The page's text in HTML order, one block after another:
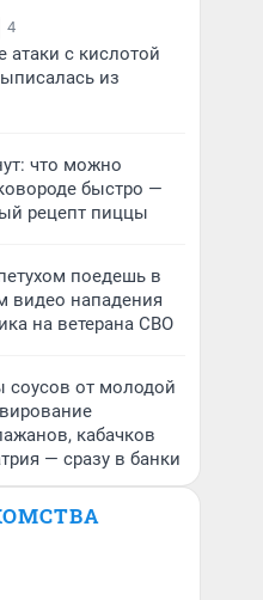
4
с кислотой
из
что можно
быстро —
рецепт пиццы
поедешь в
видео нападения
на ветерана СВО
от молодой
кабачков
— сразу в банки